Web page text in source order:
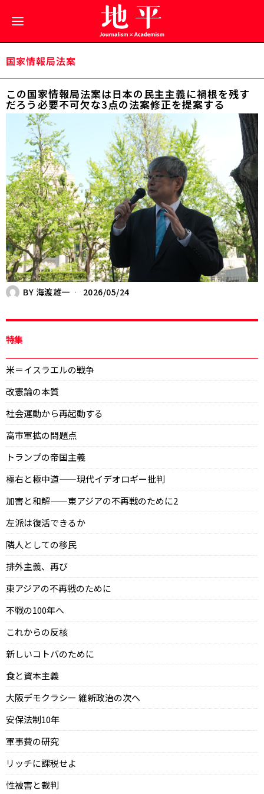
国家情報局法案
この国家情報局法案は日本の民主主義に禍根を残す
だろう――必要不可欠な3点の法案修正を提案する
BY 海渡雄一 2026/05/24
特集
米＝イスラエルの戦争
改憲論の本質
社会運動から再起動する
高市軍拡の問題点
トランプの帝国主義
極右と極中道——現代イデオロギー批判
加害と和解——東アジアの不再戦のために2
左派は復活できるか
隣人としての移民
排外主義、再び
東アジアの不再戦のために
不戦の100年へ
これからの反核
新しいコトバのために
食と資本主義
大阪デモクラシー 維新政治の次へ
安保法制10年
軍事費の研究
リッチに課税せよ
性被害と裁判